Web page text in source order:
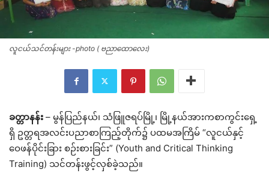
လူငယ်သင်တန်းများ -photo ( ဗညာထောလေး)
ခတ္တာနန်း – မွန်ပြည်နယ်၊ သံဖြူဇရပ်မြို့၊ မြို့နယ်အားကစာကွင်းရှေ့
ရှိ ဥတ္တရအလင်းပညာစာကြည့်တိုက်၌ ပထမအကြိမ် “လူငယ်နှင့်
ဝေဖန်ပိုင်းခြား စဉ်းစားခြင်း” (Youth and Critical Thinking
Training) သင်တန်းဖွင့်လှစ်ခဲ့သည်။